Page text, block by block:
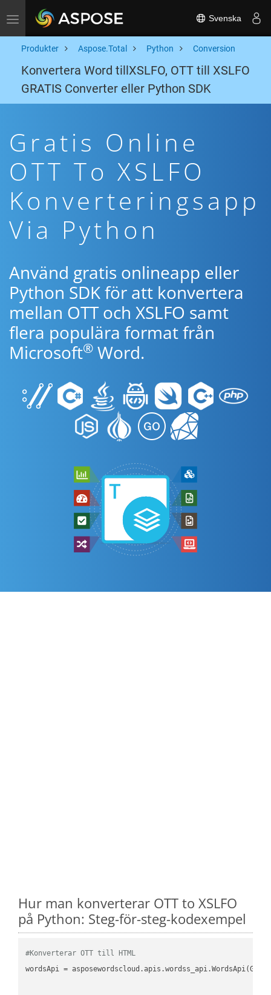
Toggle navigation Svenska
Produkter Aspose.Total Python Conversion
Konvertera Word tillXSLFO, OTT till XSLFO
GRATIS Converter eller Python SDK
Gratis Online
OTT To XSLFO
Konverteringsapp
Via Python
Använd gratis onlineapp eller
Python SDK för att konvertera
mellan OTT och XSLFO samt
flera populära format från
Microsoft® Word.
Hur man konverterar OTT to XSLFO
på Python: Steg-för-steg-kodexempel
#Konverterar OTT till HTML
wordsApi =